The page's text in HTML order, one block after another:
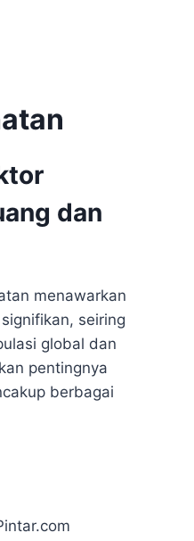
dan
menawarkan
seiring
global dan
pentingnya
berbagai